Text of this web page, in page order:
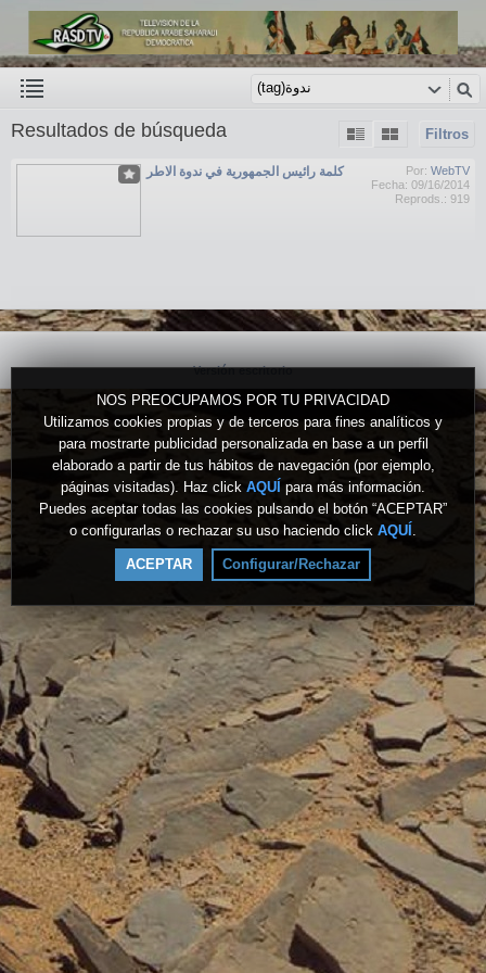
NOS PREOCUPAMOS POR TU PRIVACIDAD
Utilizamos cookies propias y de terceros para fines analíticos y
para mostrarte publicidad personalizada en base a un perfil
elaborado a partir de tus hábitos de navegación (por ejemplo,
páginas visitadas). Haz click AQUÍ para más información.
Puedes aceptar todas las cookies pulsando el botón “ACEPTAR”
o configurarlas o rechazar su uso haciendo click AQUÍ .
ACEPTAR Configurar/Rechazar
Filtros
Resultados de búsqueda
Por: WebTV
Fecha: 09/16/2014
Reprods.: 919
كلمة رائيس الجمهورية في ندوة الاطر
Versión escritorio